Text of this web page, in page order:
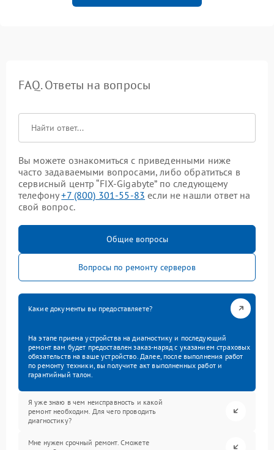
FAQ. Ответы на вопросы
Вы можете ознакомиться с приведенными ниже
часто задаваемыми вопросами, либо обратиться в
сервисный центр “FIX-Gigabyte” по следующему
телефону+7 (800) 301-55-83 если не нашли ответ на
свой вопрос.
Общие вопросы
Вопросы по ремонту серверов
Какие документы вы предоставляете?
На этапе приема устройства на диагностику и последующий
ремонт вам будет предоставлен заказ-наряд с указанием страховых
обязательств на ваше устройство. Далее, после выполнения работ
по ремонту техники, вы получите акт выполненных работ и
гарантийный талон.
Я уже знаю в чем неисправность и какой
ремонт необходим. Для чего проводить
диагностику?
Мне нужен срочный ремонт. Сможете